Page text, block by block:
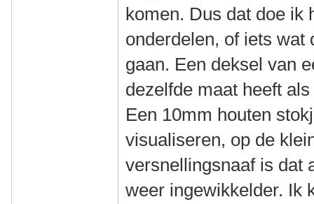
komen. Dus dat doe ik
onderdelen, of iets wat
gaan. Een deksel van
dezelfde maat heeft
Een 10mm houten
visualiseren, op de
versnellingsnaaf is dat
weer ingewikkelder. Ik